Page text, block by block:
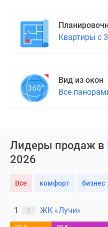
Квартиры с
Вид из окон
Все
Лидеры продаж в
2026
Все комфорт бизнес
1 0 ЖК «Лучи»